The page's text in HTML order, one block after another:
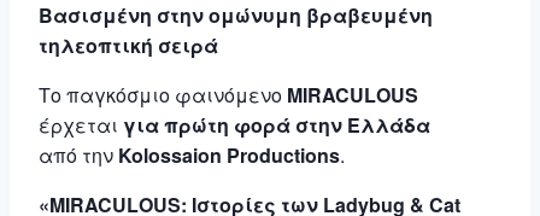
Βασισμένη στην ομώνυμη βραβευμένη
τηλεοπτική σειρά
Το παγκόσμιο φαινόμενο MIRACULOUS
έρχεται για πρώτη φορά στην Ελλάδα
από την Kolossaion Productions.
«MIRACULOUS: Ιστορίες των Ladybug & Cat